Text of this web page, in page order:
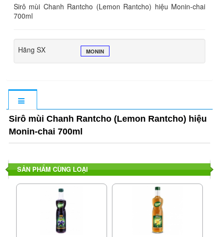
Sirô mùi Chanh Rantcho (Lemon Rantcho) hiệu Monin-chai
700ml
Hãng SX MONIN
Sirô mùi Chanh Rantcho (Lemon Rantcho) hiệu
Monin-chai 700ml
SẢN PHẨM CÙNG LOẠI